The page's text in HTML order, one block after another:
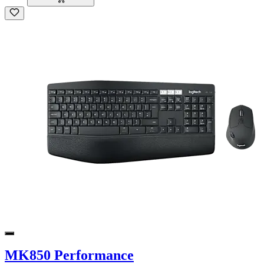
MK850 Performance